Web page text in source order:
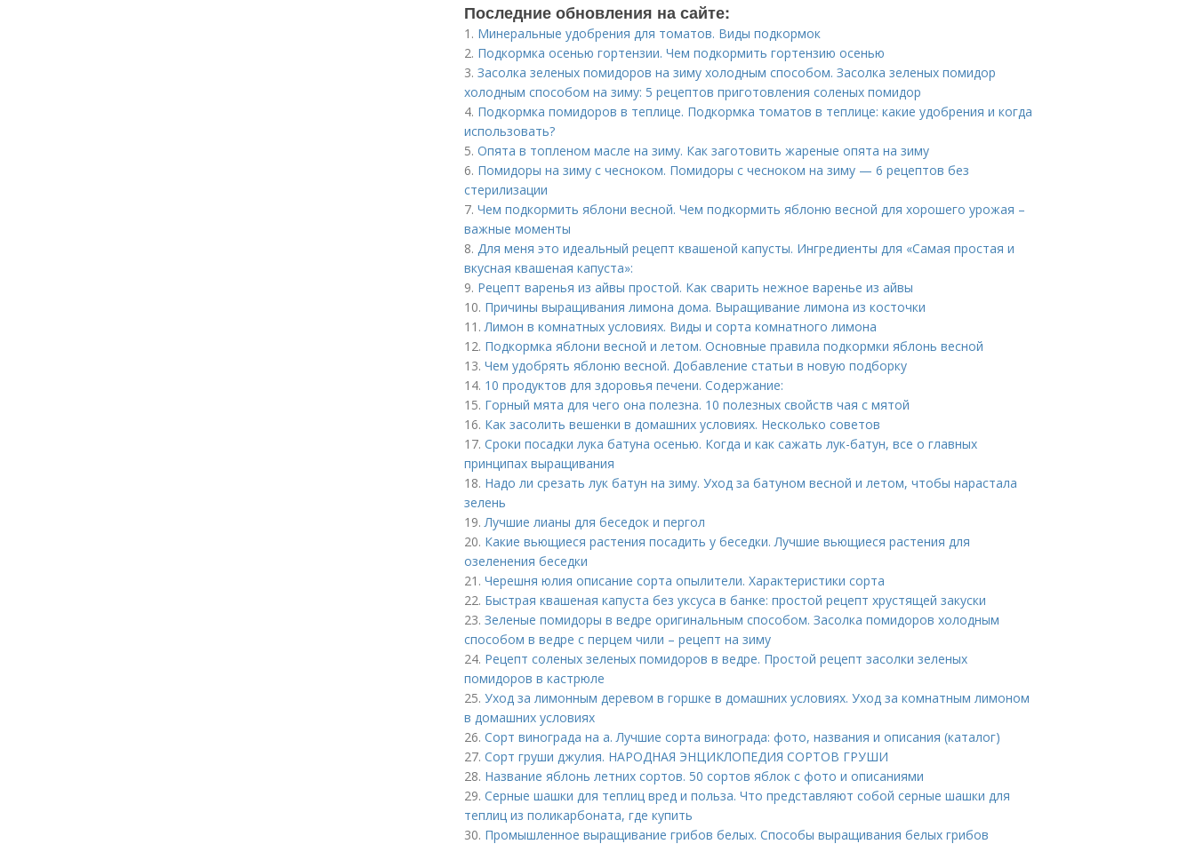
Последние обновления на сайте:
1. Минеральные удобрения для томатов. Виды подкормок
2. Подкормка осенью гортензии. Чем подкормить гортензию осенью
3. Засолка зеленых помидоров на зиму холодным способом. Засолка зеленых помидор
холодным способом на зиму: 5 рецептов приготовления соленых помидор
4. Подкормка помидоров в теплице. Подкормка томатов в теплице: какие удобрения и когда
использовать?
5. Опята в топленом масле на зиму. Как заготовить жареные опята на зиму
6. Помидоры на зиму с чесноком. Помидоры с чесноком на зиму — 6 рецептов без
стерилизации
7. Чем подкормить яблони весной. Чем подкормить яблоню весной для хорошего урожая –
важные моменты
8. Для меня это идеальный рецепт квашеной капусты. Ингредиенты для «Самая простая и
вкусная квашеная капуста»:
9. Рецепт варенья из айвы простой. Как сварить нежное варенье из айвы
10. Причины выращивания лимона дома. Выращивание лимона из косточки
11.Лимон в комнатных условиях. Виды и сорта комнатного лимона
12. Подкормка яблони весной и летом. Основные правила подкормки яблонь весной
13. Чем удобрять яблоню весной. Добавление статьи в новую подборку
14. 10 продуктов для здоровья печени. Содержание:
15. Горный мята для чего она полезна. 10 полезных свойств чая с мятой
16. Как засолить вешенки в домашних условиях. Несколько советов
17. Сроки посадки лука батуна осенью. Когда и как сажать лук-батун, все о главных
принципах выращивания
18. Надо ли срезать лук батун на зиму. Уход за батуном весной и летом, чтобы нарастала
зелень
19.Лучшие лианы для беседок и пергол
20. Какие вьющиеся растения посадить у беседки. Лучшие вьющиеся растения для
озеленения беседки
21. Черешня юлия описание сорта опылители. Характеристики сорта
22. Быстрая квашеная капуста без уксуса в банке: простой рецепт хрустящей закуски
23. Зеленые помидоры в ведре оригинальным способом. Засолка помидоров холодным
способом в ведре с перцем чили – рецепт на зиму
24. Рецепт соленых зеленых помидоров в ведре. Простой рецепт засолки зеленых
помидоров в кастрюле
25. Уход за лимонным деревом в горшке в домашних условиях. Уход за комнатным лимоном
в домашних условиях
26. Сорт винограда на а. Лучшие сорта винограда: фото, названия и описания (каталог)
27. Сорт груши джулия. НАРОДНАЯ ЭНЦИКЛОПЕДИЯ СОРТОВ ГРУШИ
28. Название яблонь летних сортов. 50 сортов яблок с фото и описаниями
29. Серные шашки для теплиц вред и польза. Что представляют собой серные шашки для
теплиц из поликарбоната, где купить
30. Промышленное выращивание грибов белых. Способы выращивания белых грибов